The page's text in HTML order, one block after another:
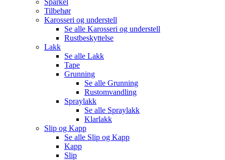
Tilbehør
Karosseri og understell
Se alle Karosseri og understell
Rustbeskyttelse
Lakk
Se alle Lakk
Tape
Grunning
Se alle Grunning
Rustomvandling
Spraylakk
Se alle Spraylakk
Klarlakk
Slip og Kapp
Se alle Slip og Kapp
Kapp
Slip